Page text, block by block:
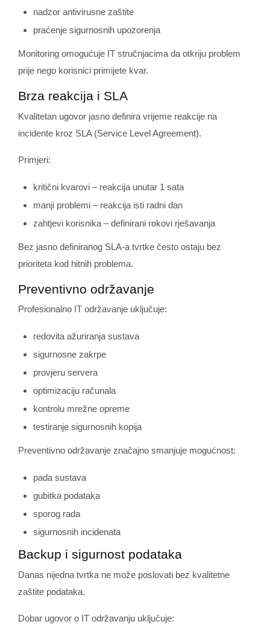
nadzor antivirusne zaštite
praćenje sigurnosnih upozorenja
Monitoring omogućuje IT stručnjacima da otkriju problem
prije nego korisnici primijete kvar.
Brza reakcija i SLA
Kvalitetan ugovor jasno definira vrijeme reakcije na
incidente kroz SLA (Service Level Agreement).
Primjeri:
kritični kvarovi – reakcija unutar 1 sata
manji problemi – reakcija isti radni dan
zahtjevi korisnika – definirani rokovi rješavanja
Bez jasno definiranog SLA-a tvrtke često ostaju bez
prioriteta kod hitnih problema.
Preventivno održavanje
Profesionalno IT održavanje uključuje:
redovita ažuriranja sustava
sigurnosne zakrpe
provjeru servera
optimizaciju računala
kontrolu mrežne opreme
testiranje sigurnosnih kopija
Preventivno održavanje značajno smanjuje mogućnost:
pada sustava
gubitka podataka
sporog rada
sigurnosnih incidenata
Backup i sigurnost podataka
Danas nijedna tvrtka ne može poslovati bez kvalitetne
zaštite podataka.
Dobar ugovor o IT održavanju uključuje: